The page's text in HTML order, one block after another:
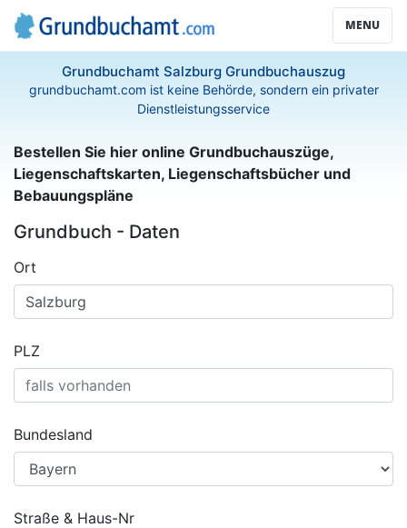
MENU
Grundbuchamt Salzburg Grundbuchauszug
grundbuchamt.com ist keine Behörde, sondern ein privater
Dienstleistungsservice
Bestellen Sie hier online Grundbuchauszüge,
Liegenschaftskarten, Liegenschaftsbücher und
Bebauungspläne
Grundbuch - Daten
Ort
PLZ
Bundesland
Straße & Haus-Nr